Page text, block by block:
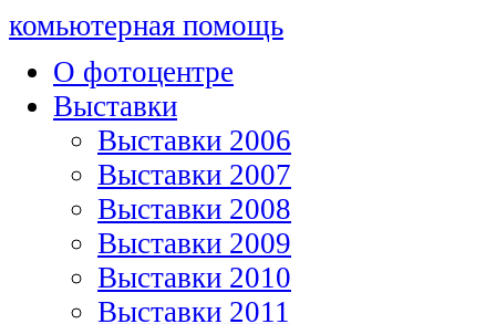
комьютерная помощь
О фотоцентре
Выставки
Выставки 2006
Выставки 2007
Выставки 2008
Выставки 2009
Выставки 2010
Выставки 2011